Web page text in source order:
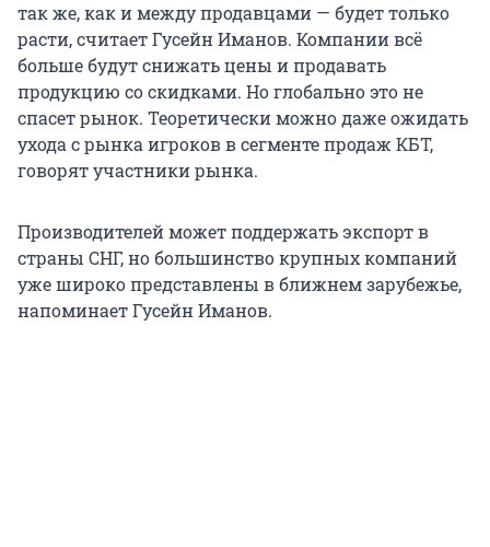
так же, как и между продавцами — будет только
расти, считает Гусейн Иманов. Компании всё
больше будут снижать цены и продавать
продукцию со скидками. Но глобально это не
спасет рынок. Теоретически можно даже ожидать
ухода с рынка игроков в сегменте продаж КБТ,
говорят участники рынка.
Производителей может поддержать экспорт в
страны СНГ, но большинство крупных компаний
уже широко представлены в ближнем зарубежье,
напоминает Гусейн Иманов.